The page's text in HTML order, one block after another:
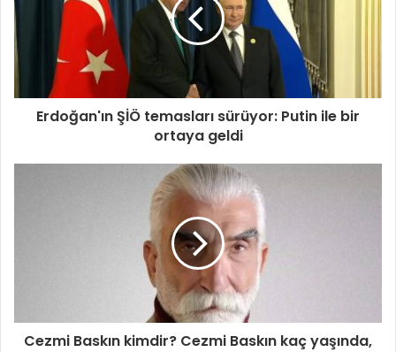
Erdoğan'ın ŞİÖ temasları sürüyor: Putin ile bir
ortaya geldi
Cezmi Baskın kimdir? Cezmi Baskın kaç yaşında,